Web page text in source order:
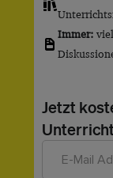
Immer:
Jetzt